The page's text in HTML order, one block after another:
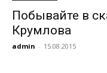
Побывайте в
Крумлова
admin - 15.08.2015